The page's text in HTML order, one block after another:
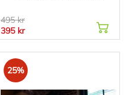
495 kr
395 kr
25%